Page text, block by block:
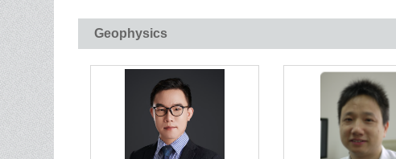
Geophysics